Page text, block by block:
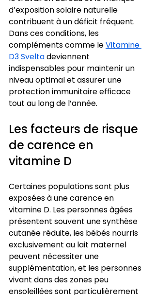
d’exposition solaire naturelle
contribuent à un déficit fréquent.
Dans ces conditions, les
compléments comme le Vitamine
D3 Svelta deviennent
indispensables pour maintenir un
niveau optimal et assurer une
protection immunitaire efficace
tout au long de l’année.
Les facteurs de risque
de carence en
vitamine D
Certaines populations sont plus
exposées à une carence en
vitamine D. Les personnes âgées
présentent souvent une synthèse
cutanée réduite, les bébés nourris
exclusivement au lait maternel
peuvent nécessiter une
supplémentation, et les personnes
vivant dans des zones peu
ensoleillées sont particulièrement